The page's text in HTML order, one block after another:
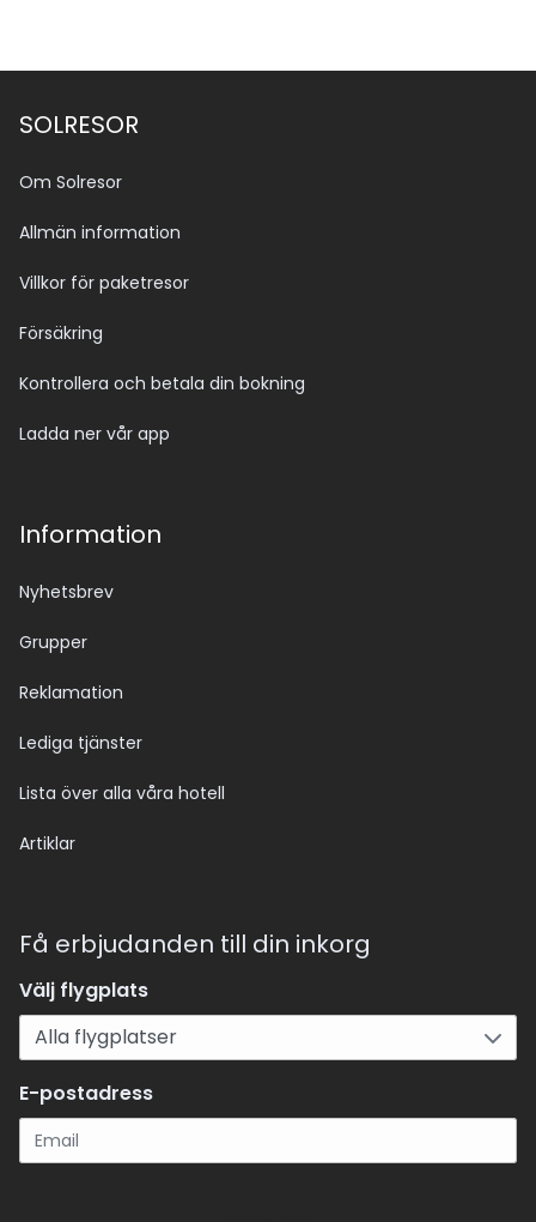
SOLRESOR
Om Solresor
Allmän information
Villkor för paketresor
Försäkring
Kontrollera och betala din bokning
Ladda ner vår app
Information
Nyhetsbrev
Grupper
Reklamation
Lediga tjänster
Lista över alla våra hotell
Artiklar
Få erbjudanden till din inkorg
Välj flygplats
E-postadress